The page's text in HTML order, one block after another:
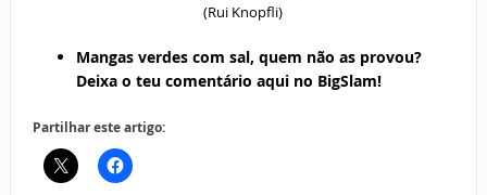
(Rui Knopfli)
Mangas verdes com sal, quem não as provou?
Deixa o teu comentário aqui no BigSlam!
Partilhar este artigo: